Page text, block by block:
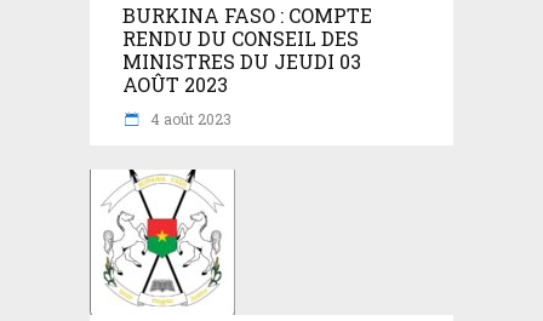
BURKINA FASO : COMPTE
RENDU DU CONSEIL DES
MINISTRES DU JEUDI 03
AOÛT 2023
4 août 2023